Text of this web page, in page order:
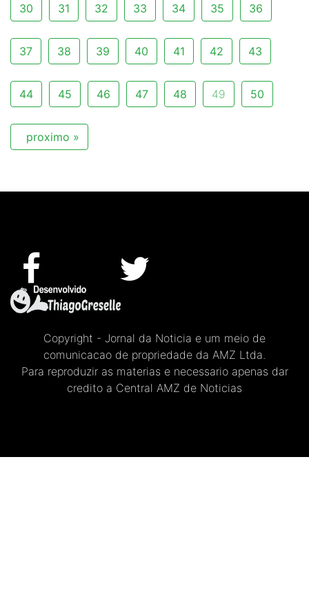
30 31 32 33 34 35 36
37 38 39 40 41 42 43
44 45 46 47 48 49 50
proximo »
Copyright - Jornal da Noticia e um meio de
comunicacao de propriedade da AMZ Ltda.
Para reproduzir as materias e necessario apenas dar
credito a Central AMZ de Noticias